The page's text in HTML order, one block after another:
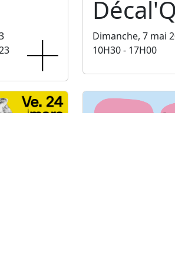
Dimanche, 7 mai
10H30 - 17H00